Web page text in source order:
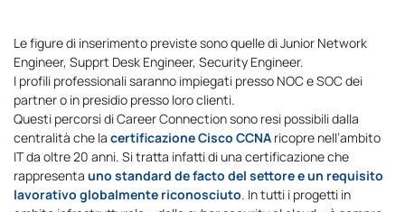
Le figure di inserimento previste sono quelle di Junior Network
Engineer, Supprt Desk Engineer, Security Engineer.
I profili professionali saranno impiegati presso NOC e SOC dei
partner o in presidio presso loro clienti.
Questi percorsi di Career Connection sono resi possibili dalla
centralità che la certificazione Cisco CCNA ricopre nell’ambito
IT da oltre 20 anni. Si tratta infatti di una certificazione che
rappresenta uno standard de facto del settore e un requisito
lavorativo globalmente riconosciuto. In tutti i progetti in